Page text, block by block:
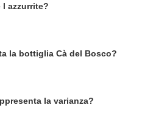
l azzurrite?
la bottiglia Cà del Bosco?
la varianza?